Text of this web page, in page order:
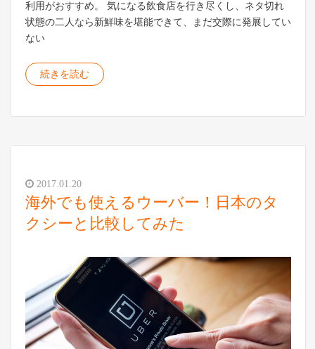
利用がおすすめ。 気になる飲食店を行き尽くし、ネタ切れ
状態の二人なら新鮮味を堪能できて、まだ交際に発展してい
ない
続きを読む
2017.01.20
海外でも使えるウーバー！日本のタ
クシーと比較してみた